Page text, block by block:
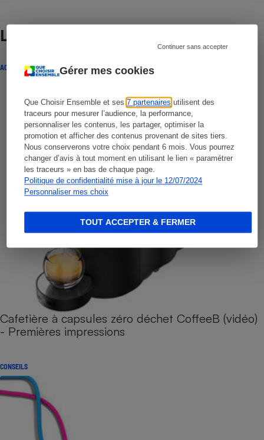
Gérer mes cookies
Que Choisir Ensemble et ses7 partenaires utilisent des
traceurs pour mesurer l’audience, la performance,
personnaliser les contenus, les partager, optimiser la
promotion et afficher des contenus provenant de sites tiers.
Nous conserverons votre choix pendant 6 mois. Vous pourrez
changer d’avis à tout moment en utilisant le lien « paramétrer
les traceurs » en bas de chaque page.
Politique de confidentialité mise à jour le 12/07/2024
Personnaliser mes choix
Continuer sans accepter
TOUT ACCEPTER & FERMER
Lire aussi
ACTUALITÉ
Cafetière à capsules zéro déchet CoffeeB (vidéo)
- Premières impressions
CONSEILS